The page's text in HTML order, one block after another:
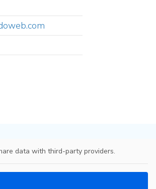
data with third-party providers.